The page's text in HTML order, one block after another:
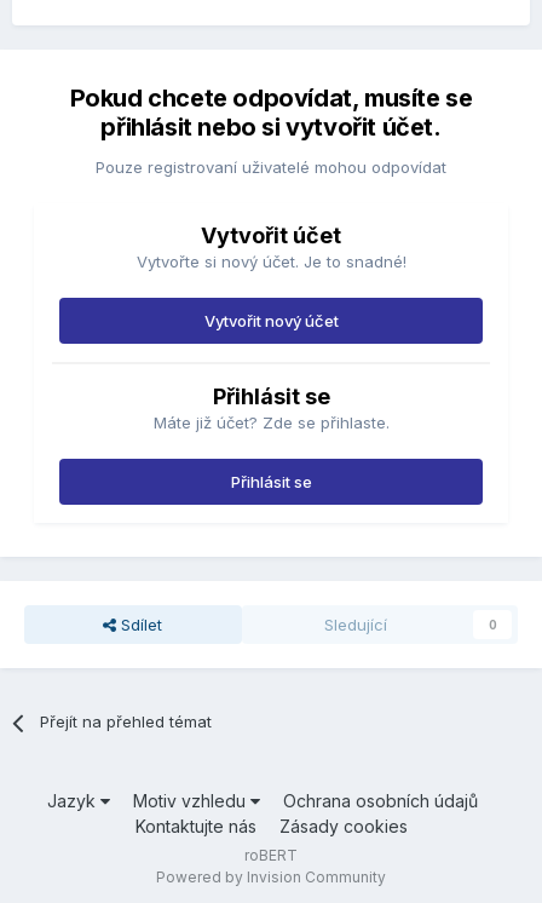
Pokud chcete odpovídat, musíte se
přihlásit nebo si vytvořit účet.
Pouze registrovaní uživatelé mohou odpovídat
Vytvořit účet
Vytvořte si nový účet. Je to snadné!
Vytvořit nový účet
Přihlásit se
Máte již účet? Zde se přihlaste.
Přihlásit se
Sdílet Sledující 0
Přejít na přehled témat
Jazyk Motiv vzhledu
Ochrana osobních údajů
Kontaktujte nás
Zásady cookies
roBERT
Powered by Invision Community